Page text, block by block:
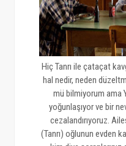
Hiç Tanrı ile çataçat
hal nedir, neden
mü bilmiyorum ama
yoğunlaşıyor ve bir
cezalandırıyoruz.
(Tanrı) oğlunun evden